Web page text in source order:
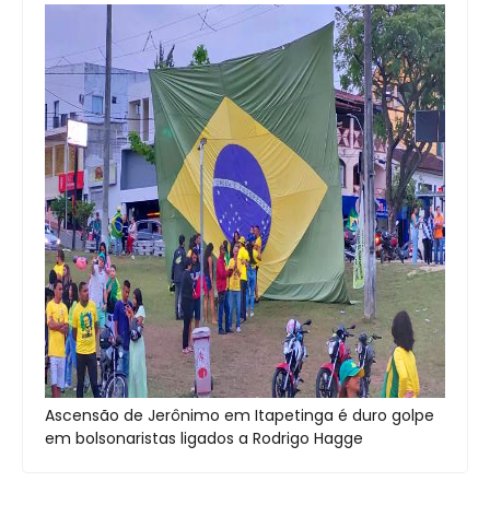
Ascensão de Jerônimo em Itapetinga é duro golpe
em bolsonaristas ligados a Rodrigo Hagge